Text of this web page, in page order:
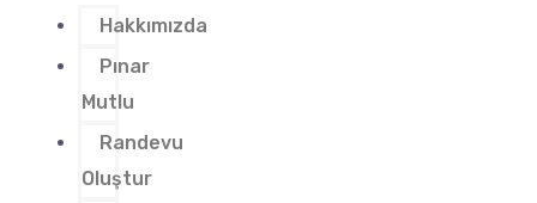
Hakkımızda
Pınar
Mutlu
Randevu
Oluştur